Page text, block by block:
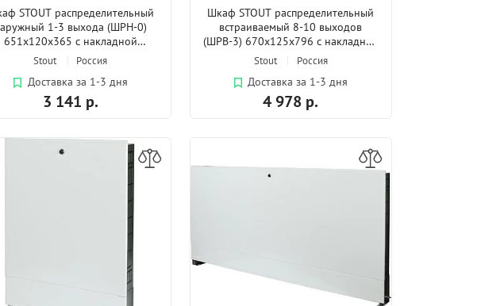
STOUT распределительный
1-3 выхода (ШРН-0)
651х120х365 с накладной
дверцей
Stout Россия
Доставка за 1-3 дня
3 141 р.
Шкаф STOUT распределительный
встраиваемый 8-10 выходов
(ШРВ-3) 670х125х796 с накладной
дверцей
Stout Россия
Доставка за 1-3 дня
4 978 р.